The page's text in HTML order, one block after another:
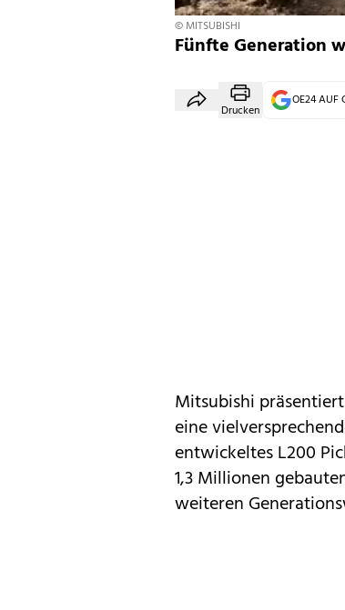
© MITSUBISHI
Fünfte Generation
Drucken
OE24 AUF
Mitsubishi
eine
entwickeltesL200
1,3 Millionen
weiteren